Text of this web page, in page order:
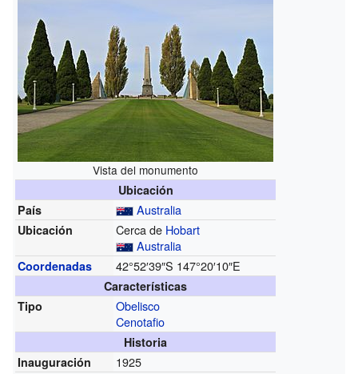
Vista del monumento
Ubicación
País
Australia
Ubicación Cerca de Hobart
Australia
Coordenadas 42°52′39″S 147°20′10″E
Características
Tipo
Obelisco
Cenotafio
Historia
Inauguración
1925